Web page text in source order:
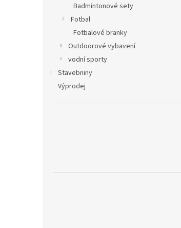
Badmintonové sety
Fotbal
Fotbalové branky
Outdoorové vybavení
vodní sporty
Stavebniny
Výprodej